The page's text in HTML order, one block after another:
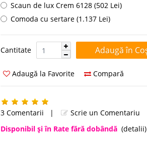
Scaun de lux Crem 6128 (502 Lei)
Comoda cu sertare (1.137 Lei)
Cantitate Cantitate:
Adaugă la Favorite Compară
3 Comentarii |
Scrie un Comentariu
Disponibil şi în Rate fără dobândă (detalii)